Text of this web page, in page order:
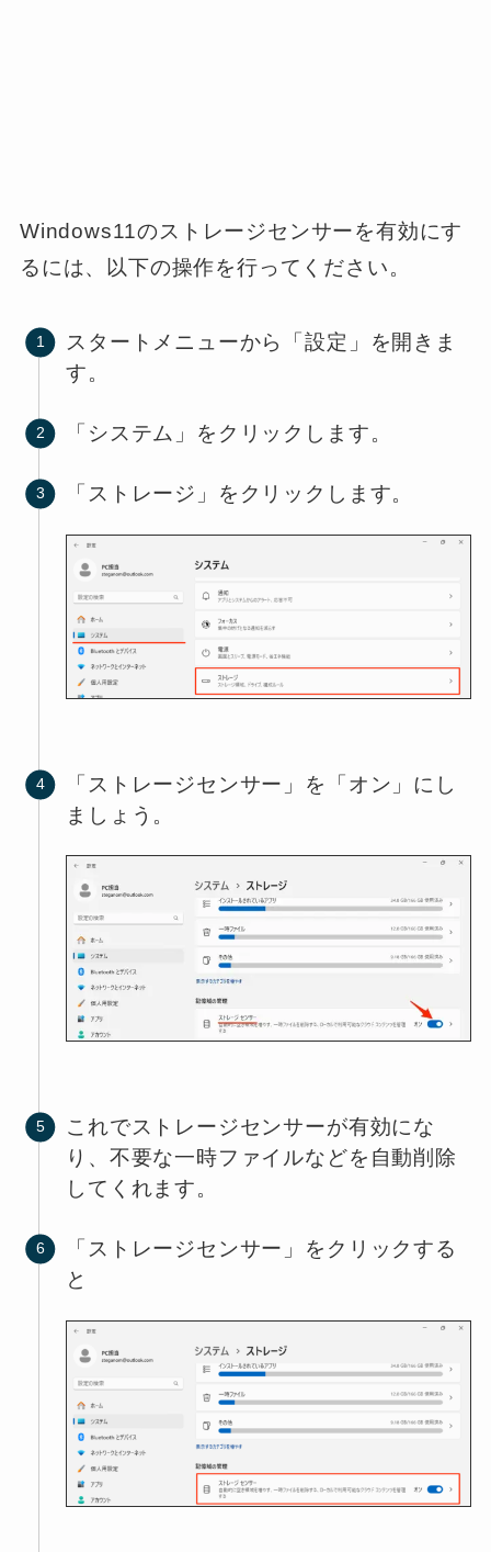
Windows11のストレージセンサーを有効にす
るには、以下の操作を行ってください。
スタートメニューから「設定」を開きま
す。
「システム」をクリックします。
「ストレージ」をクリックします。
「ストレージセンサー」を「オン」にし
ましょう。
これでストレージセンサーが有効にな
り、不要な一時ファイルなどを自動削除
してくれます。
「ストレージセンサー」をクリックする
と